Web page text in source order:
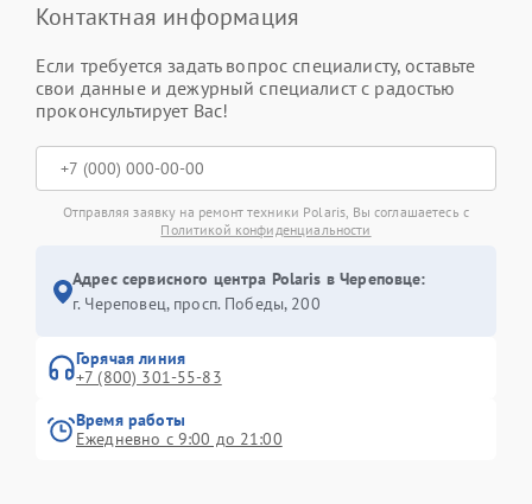
Контактная информация
Если требуется задать вопрос специалисту, оставьте
свои данные и дежурный специалист с радостью
проконсультирует Вас!
Отправляя заявку на ремонт техники Polaris, Вы соглашаетесь с
Политикой конфиденциальности
Адрес сервисного центра Polaris в Череповце:
г. Череповец, просп. Победы, 200
Горячая линия
+7 (800) 301-55-83
Время работы
Ежедневно с 9:00 до 21:00